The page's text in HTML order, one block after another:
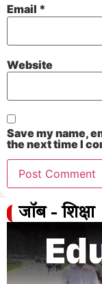
Email *
Website
Save my name,
the next time I
जॉब - शिक्षा